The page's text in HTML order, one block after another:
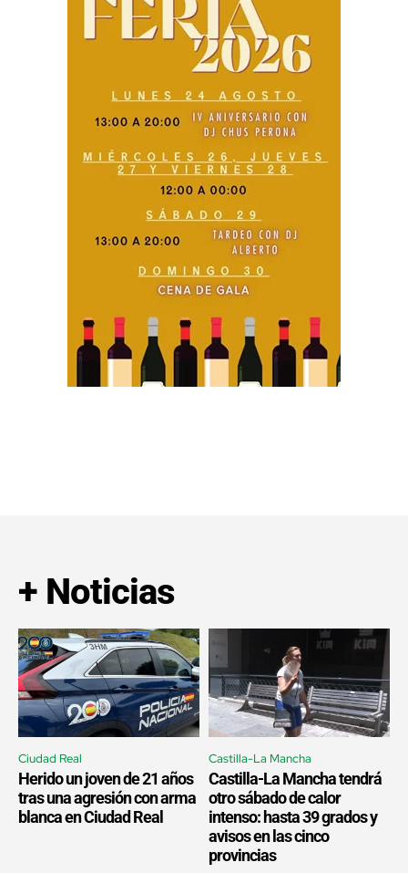
+ Noticias
Ciudad Real
Herido un joven de 21 años
tras una agresión con arma
blanca en Ciudad Real
Castilla-La Mancha
Castilla-La Mancha tendrá
otro sábado de calor
intenso: hasta 39 grados y
avisos en las cinco
provincias